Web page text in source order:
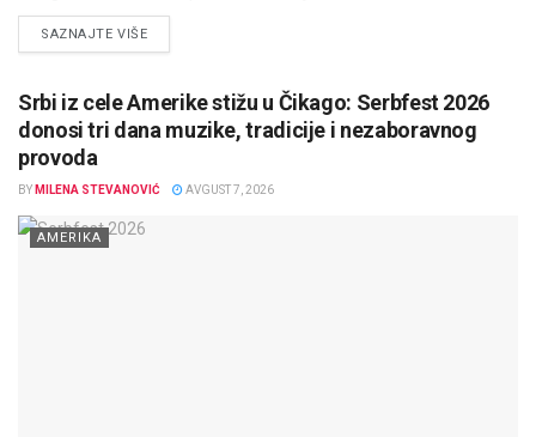
SAZNAJTE VIŠEDETAILS
Srbi iz cele Amerike stižu u Čikago: Serbfest 2026
donosi tri dana muzike, tradicije i nezaboravnog
provoda
BY MILENA STEVANOVIĆ AVGUST 7, 2026
AMERIKA